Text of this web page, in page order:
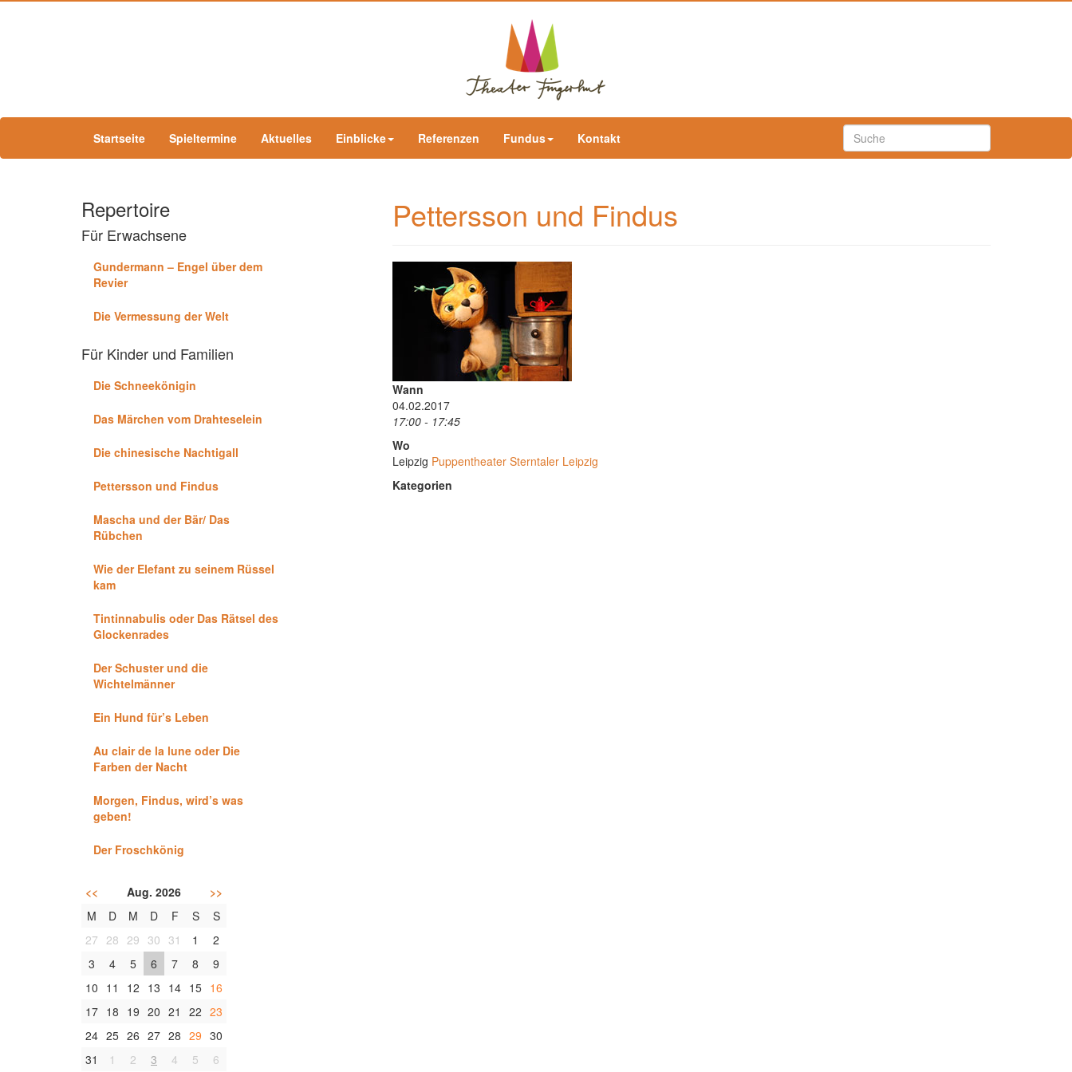
Startseite Spieltermine Aktuelles Einblicke Referenzen Fundus Kontakt
Repertoire
Für Erwachsene
Gundermann – Engel über dem
Revier
Die Vermessung der Welt
Für Kinder und Familien
Die Schneekönigin
Das Märchen vom Drahteselein
Die chinesische Nachtigall
Pettersson und Findus
Mascha und der Bär/ Das
Rübchen
Wie der Elefant zu seinem Rüssel
kam
Tintinnabulis oder Das Rätsel des
Glockenrades
Der Schuster und die
Wichtelmänner
Ein Hund für’s Leben
Au clair de la lune oder Die
Farben der Nacht
Morgen, Findus, wird’s was
geben!
Der Froschkönig
<< Aug. 2026
>>
M
D M D F S
S
27 28 29 30 31 1
2
3
4 5 6 7 8
9
10 11 12 13 14 15 16
17 18 19 20 21 22 23
24 25 26 27 28 29 30
31
1 2 3 4 5 6
Pettersson und Findus
Wann
04.02.2017
17:00 - 17:45
Wo
Leipzig Puppentheater Sterntaler Leipzig
Kategorien